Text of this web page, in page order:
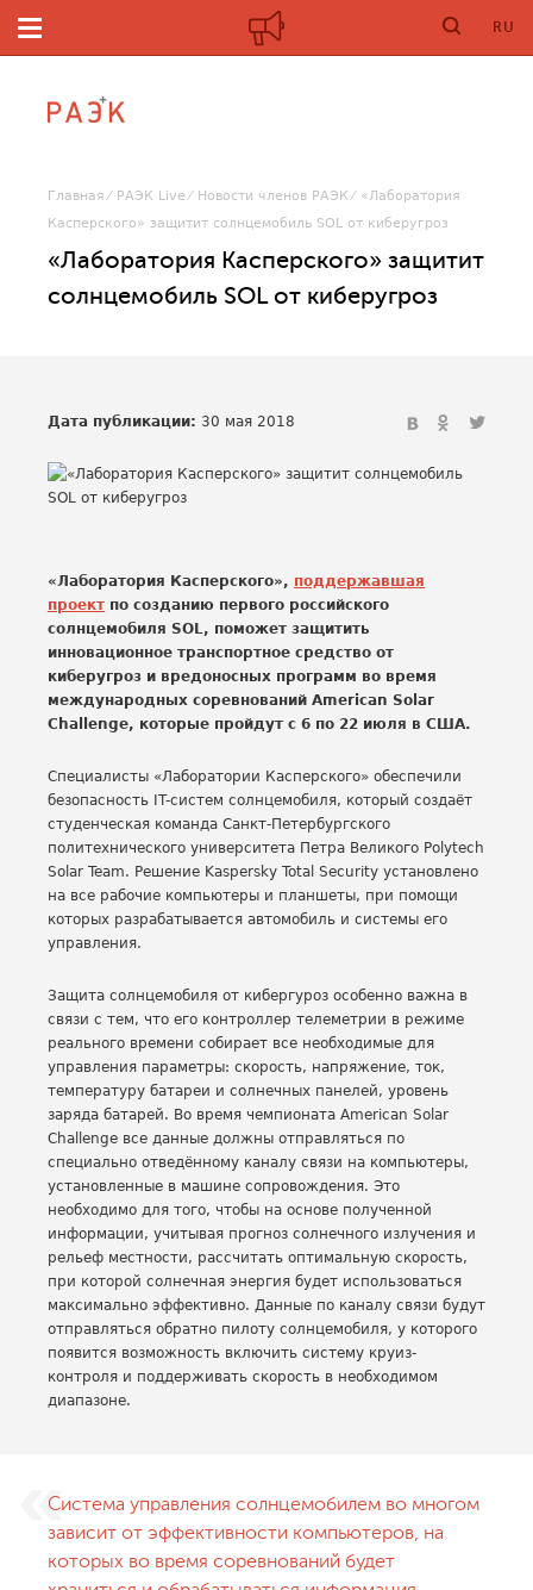
RU
Главная РАЭК Live Новости членов РАЭК
«Лаборатория
Касперского» защитит солнцемобиль SOL от киберугроз
«Лаборатория Касперского» защитит
солнцемобиль SOL от киберугроз
Дата публикации: 30 мая 2018
«Лаборатория Касперского», поддержавшая
проект по созданию первого российского
солнцемобиля SOL, поможет защитить
инновационное транспортное средство от
киберугроз и вредоносных программ во время
международных соревнований American Solar
Challenge, которые пройдут с 6 по 22 июля в США.
Специалисты «Лаборатории Касперского» обеспечили
безопасность IT-систем солнцемобиля, который создаёт
студенческая команда Санкт-Петербургского
политехнического университета Петра Великого Polytech
Solar Team. Решение Kaspersky Total Security установлено
на все рабочие компьютеры и планшеты, при помощи
которых разрабатывается автомобиль и системы его
управления.
Защита солнцемобиля от кибергуроз особенно важна в
связи с тем, что его контроллер телеметрии в режиме
реального времени собирает все необходимые для
управления параметры: скорость, напряжение, ток,
температуру батареи и солнечных панелей, уровень
заряда батарей. Во время чемпионата American Solar
Challenge все данные должны отправляться по
специально отведённому каналу связи на компьютеры,
установленные в машине сопровождения. Это
необходимо для того, чтобы на основе полученной
информации, учитывая прогноз солнечного излучения и
рельеф местности, рассчитать оптимальную скорость,
при которой солнечная энергия будет использоваться
максимально эффективно. Данные по каналу связи будут
отправляться обратно пилоту солнцемобиля, у которого
появится возможность включить систему круиз-
контроля и поддерживать скорость в необходимом
диапазоне.
Система управления солнцемобилем во многом
зависит от эффективности компьютеров, на
которых во время соревнований будет